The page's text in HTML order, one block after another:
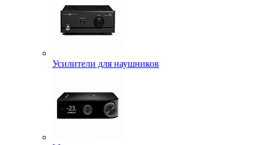
Усилители для наушников